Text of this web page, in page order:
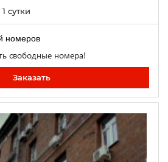
сутки
номеров
свободные номера!
Заказать